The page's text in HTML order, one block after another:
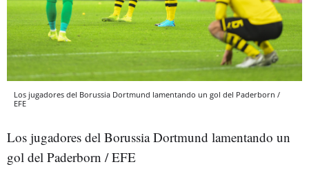
Los jugadores del Borussia Dortmund lamentando un gol del Paderborn /
EFE
Los jugadores del Borussia Dortmund lamentando un
gol del Paderborn / EFE